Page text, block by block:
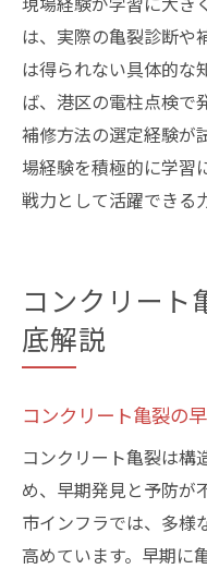
は、実際の亀裂診断や
は得られない具体的な
ば、港区の電柱点検で
補修方法の選定経験が
場経験を積極的に学習
戦力として活躍できる
コンクリート
底解説
コンクリート亀裂の
コンクリート亀裂は構
め、早期発見と予防が
市インフラでは、多様
高めています。早期に